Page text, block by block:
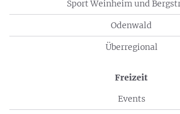
Sport Weinheim und
Odenwald
Überregional
Freizeit
Events